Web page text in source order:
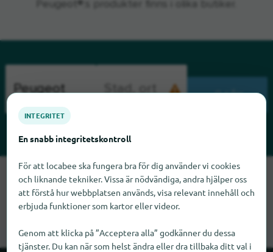
Peugeot®:s produkter finns i olika butiker.
SÖK
Tyvärr kan vi inte hitta Peugeot just nu. Om du vet var
Peugeot finns skulle vi bli glada om du meddelade oss det.
INTEGRITET
En snabb integritetskontroll
För att locabee ska fungera bra för dig använder vi cookies
och liknande tekniker. Vissa är nödvändiga, andra hjälper oss
att förstå hur webbplatsen används, visa relevant innehåll och
erbjuda funktioner som kartor eller videor.
Genom att klicka på ”Acceptera alla” godkänner du dessa
tjänster. Du kan när som helst ändra eller dra tillbaka ditt val i